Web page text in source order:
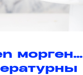
морген...